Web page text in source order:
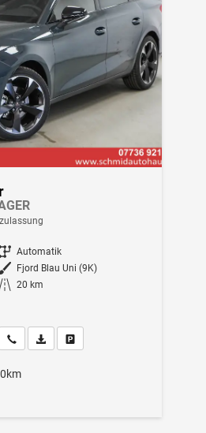
Getriebe Automatik
Außenfarbe Fjord Blau Uni (9K)
Kilometerstand 20 km
Wir rufen Sie an
Fahrzeugexposé (PDF)
Fahrzeug parken